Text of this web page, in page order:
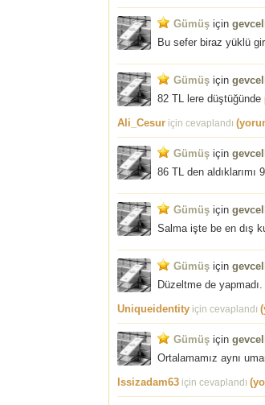
Gümüş için
Bu sefer biraz yüklü
Gümüş için
82 TL lere düştüğünde
Ali_Cesur için cevaplandı
Gümüş için
86 TL den aldıklarımı
Gümüş için
Salma işte be en dış
Gümüş için
Düzeltme de
Uniqueidentity için cevaplandı
Gümüş için
Ortalamamız aynı
Issizadam63 için cevaplandı